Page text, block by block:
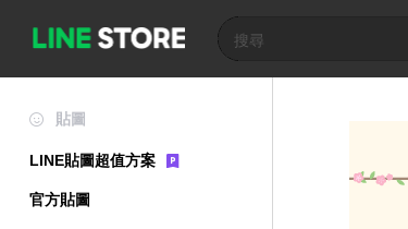
貼圖
LINE貼圖超值方案
官方貼圖